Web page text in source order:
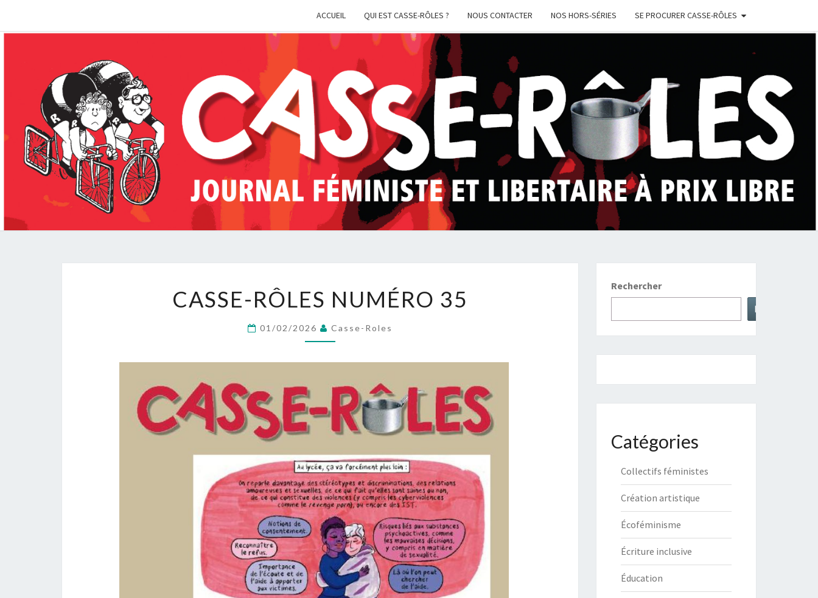
ACCUEIL QUI EST CASSE-RÔLES ? NOUS CONTACTER NOS HORS-SÉRIES SE PROCURER CASSE-RÔLES
RÔLES
CASSE-RÔLES NUMÉRO 35
01/02/2026 Casse-Roles
Rechercher
Rechercher
Catégories
Collectifs féministes
Création artistique
Écoféminisme
Écriture inclusive
Éducation